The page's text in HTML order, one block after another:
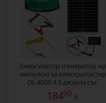
Енергизатор (генератор на
импулси) за електропастир
DL 4500 4,5 джаула със
соларна система 30 W
18490 €